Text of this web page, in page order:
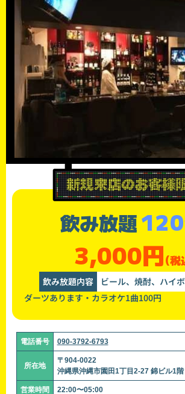
飲み放題
3,000円(税
飲み放題内容
ビール、焼酎、ハイ
ダーツあります・カラオケ1曲100円
電話番号 090-3792-6793
所在地
〒904-0022
沖縄県沖縄市園田1丁目2-27 錦ビル1階
営業時間 22:00〜05:00